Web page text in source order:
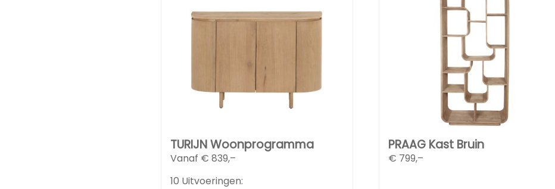
TURIJN Woonprogramma
Vanaf € 839,–
10 Uitvoeringen:
PRAAG Kast Bruin
€ 799,–